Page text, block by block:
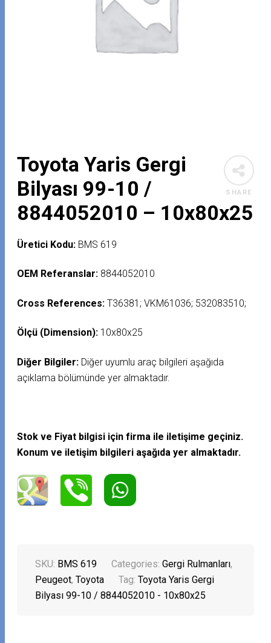
SHARE
Toyota Yaris Gergi
Bilyası 99-10 /
8844052010 – 10x80x25
Üretici Kodu: BMS 619
OEM Referanslar: 8844052010
Cross References: T36381; VKM61036; 532083510;
Ölçü (Dimension): 10x80x25
Diğer Bilgiler: Diğer uyumlu araç bilgileri aşağıda
açıklama bölümünde yer almaktadır.
Stok ve Fiyat bilgisi için firma ile iletişime geçiniz.
Konum ve iletişim bilgileri aşağıda yer almaktadır.
SKU: BMS 619 Categories:Gergi Rulmanları,
Peugeot,Toyota Tag:Toyota Yaris Gergi
Bilyası 99-10 / 8844052010 - 10x80x25